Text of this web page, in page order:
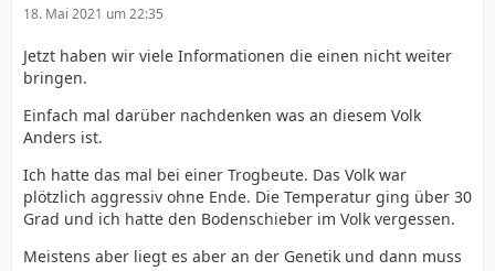
18. Mai 2021 um 22:35
Jetzt haben wir viele Informationen die einen nicht weiter
bringen.
Einfach mal darüber nachdenken was an diesem Volk
Anders ist.
Ich hatte das mal bei einer Trogbeute. Das Volk war
plötzlich aggressiv ohne Ende. Die Temperatur ging über 30
Grad und ich hatte den Bodenschieber im Volk vergessen.
Meistens aber liegt es aber an der Genetik und dann muss